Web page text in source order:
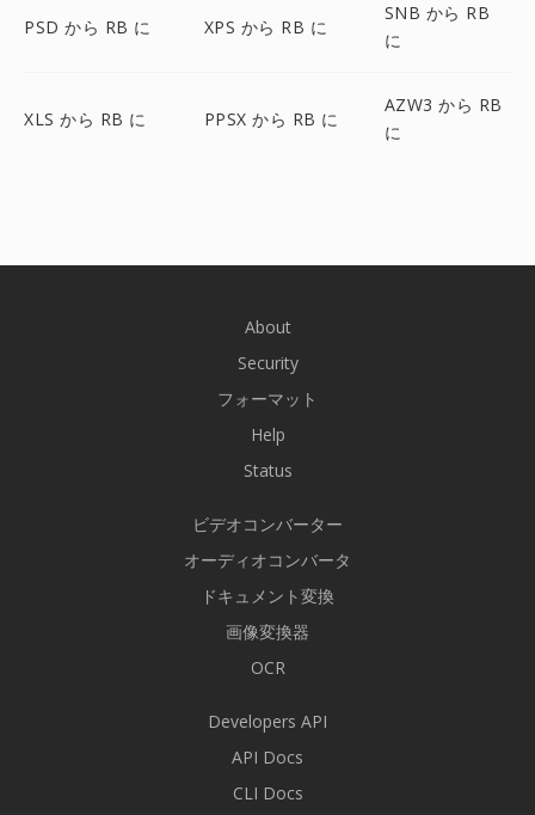
PSD から RB に XPS から RB に
SNB から RB
に
XLS から RB に PPSX から RB に
AZW3 から RB
に
About
Security
フォーマット
Help
Status
ビデオコンバーター
オーディオコンバータ
ドキュメント変換
画像変換器
OCR
Developers API
API Docs
CLI Docs